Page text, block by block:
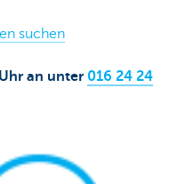
suchen
an unter 016 24 24